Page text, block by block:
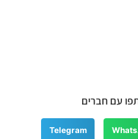
עם חברים
Telegram